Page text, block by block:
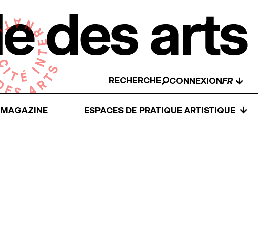
RECHERCHE CONNEXION ↓
MAGAZINE ESPACES DE PRATIQUE ARTISTIQUE ↓